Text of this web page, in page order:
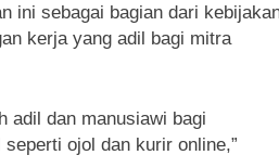
ini sebagai bagian dari
kerja yang adil bagi mitra
adil dan manusiawi bagi
ojol dan kurir online,”